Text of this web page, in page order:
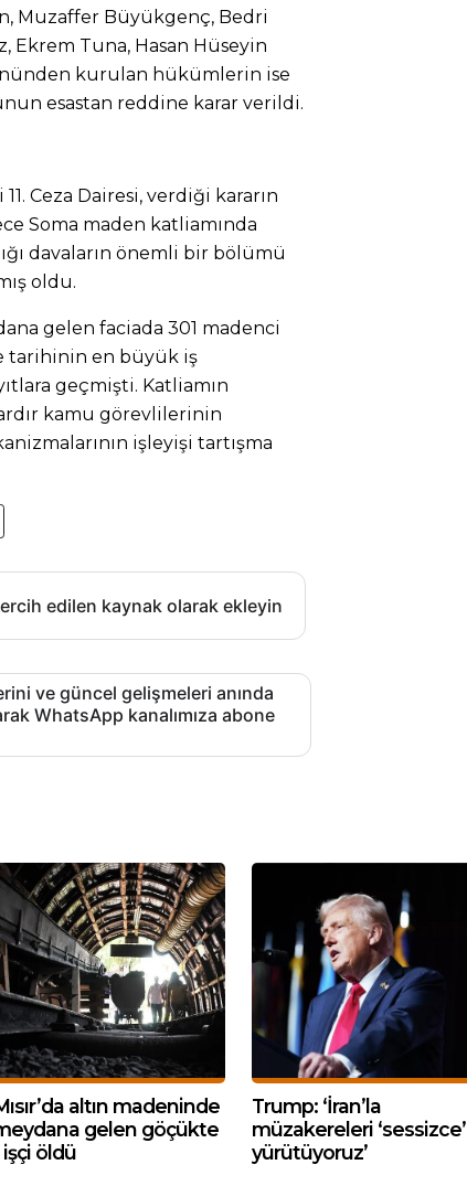
Muzaffer Büyükgenç, Bedri
Ekrem Tuna, Hasan Hüseyin
kurulan hükümlerin ise
esastan reddine karar verildi.
Ceza Dairesi, verdiği kararın
Soma maden katliamında
davaların önemli bir bölümü
oldu.
gelen faciada 301 madenci
tarihinin en büyük iş
geçmişti. Katliamın
kamu görevlilerinin
işleyişi tartışma
edilen kaynak olarak ekleyin
ve güncel gelişmeleri anında
WhatsApp kanalımıza abone
altın madeninde
gelen göçükte
işçi öldü
Trump: ‘İran’la
müzakereleri ‘sessizce’
yürütüyoruz’